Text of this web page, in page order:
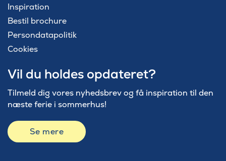
Inspiration
Bestil brochure
Persondatapolitik
Cookies
Vil du holdes opdateret?
Tilmeld dig vores nyhedsbrev og få inspiration til den
næste ferie i sommerhus!
Se mere